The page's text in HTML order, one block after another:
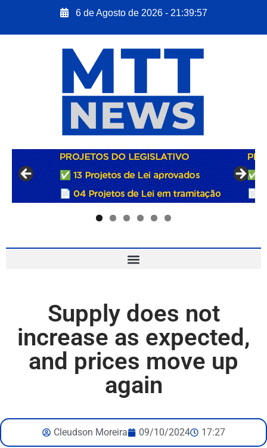
6 de Agosto de 2026 - 21:39:58
Supply does not
increase as expected,
and prices move up
again
Cleudson Moreira 09/10/2024 17:27